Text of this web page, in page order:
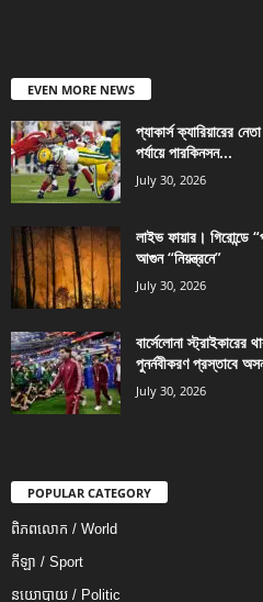
EVEN MORE NEWS
প্যাকার্স ক্যারিয়ারের
পর্যায়ে পারকিনসন...
July 30, 2026
লাইভ ফায়ার। গিরোন্ডে
আগুন “নিয়ন্ত্রনে”
July 30, 2026
বার্সেলোনা
পুনর্নবীকরণ প্রস্তাবে
July 30, 2026
POPULAR CATEGORY
ពិភពលោក / World
កីឡា / Sport
នយោបាយ / Politic